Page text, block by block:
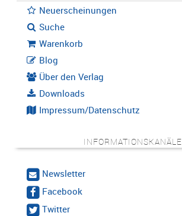
Neuerscheinungen
Suche
Warenkorb
Blog
Über den Verlag
Downloads
Impressum/Datenschutz
INFORMATIONSKANÄLE
Newsletter
Facebook
Twitter